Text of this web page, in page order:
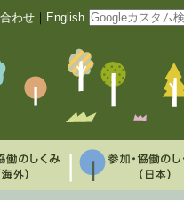
わせ English